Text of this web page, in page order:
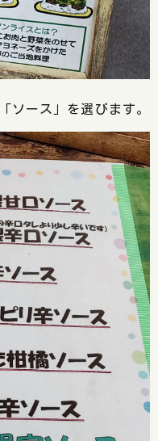
ース」を選びます。